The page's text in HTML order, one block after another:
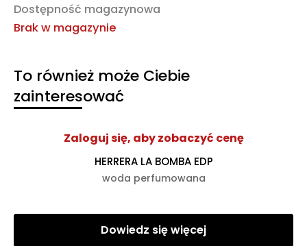
Dostępność magazynowa
Brak w magazynie
To również może Ciebie
zainteresować
Zaloguj się, aby zobaczyć cenę
HERRERA LA BOMBA EDP
woda perfumowana
Dowiedz się więcej